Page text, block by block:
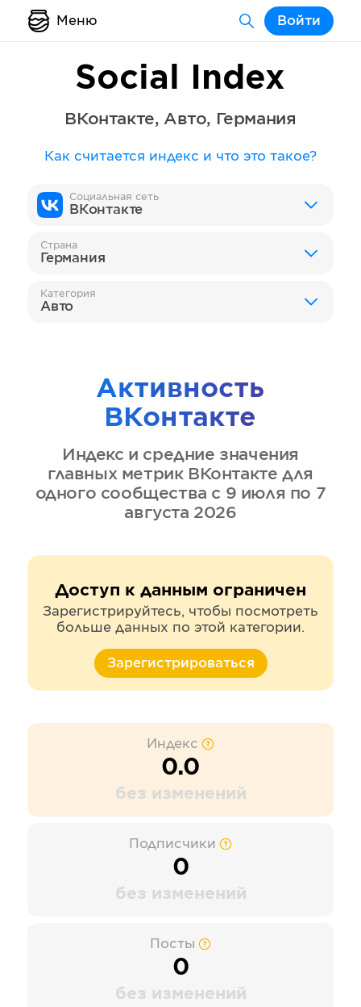
Меню Войти
Social Index
ВКонтакте, Авто, Германия
Как считается индекс и что это такое?
Социальная сеть
ВКонтакте
Страна
Германия
Категория
Авто
Активность
ВКонтакте
Индекс и средние значения
главных метрик ВКонтакте для
одного сообщества с 9 июля по 7
августа 2026
Доступ к данным ограничен
Зарегистрируйтесь, чтобы посмотреть
больше данных по этой категории.
Зарегистрироваться
Индекс
0.0
без изменений
Подписчики
0
без изменений
Посты
0
без изменений